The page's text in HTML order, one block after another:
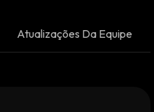
Atualizações Da Equipe